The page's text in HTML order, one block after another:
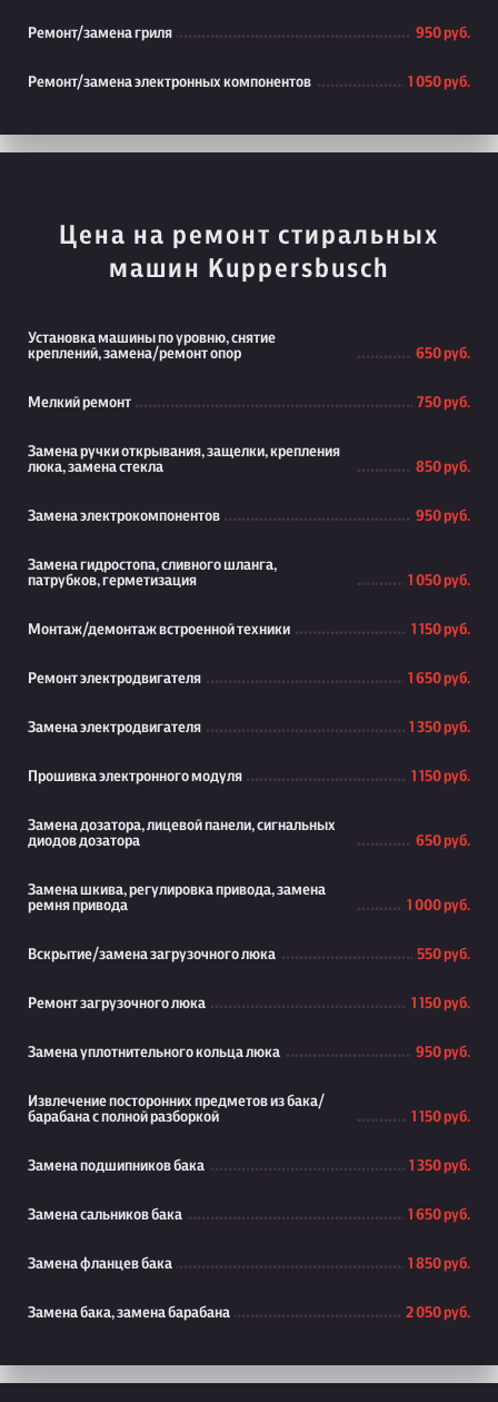
Ремонт/замена гриля 950 руб.
Ремонт/замена электронных компонентов 1 050 руб.
Цена на ремонт стиральных
машин Kuppersbusch
Установка машины по уровню, снятие
креплений, замена/ремонт опор
650 руб.
Мелкий ремонт 750 руб.
Замена ручки открывания, защелки, крепления
люка, замена стекла
850 руб.
Замена электрокомпонентов 950 руб.
Замена гидростопа, сливного шланга,
патрубков, герметизация
1 050 руб.
Монтаж/демонтаж встроенной техники 1 150 руб.
Ремонт электродвигателя 1 650 руб.
Замена электродвигателя 1 350 руб.
Прошивка электронного модуля 1 150 руб.
Замена дозатора, лицевой панели, сигнальных
диодов дозатора
650 руб.
Замена шкива, регулировка привода, замена
ремня привода
1 000 руб.
Вскрытие/замена загрузочного люка 550 руб.
Ремонт загрузочного люка 1 150 руб.
Замена уплотнительного кольца люка 950 руб.
Извлечение посторонних предметов из бака/
барабана с полной разборкой
1 150 руб.
Замена подшипников бака 1 350 руб.
Замена сальников бака 1 650 руб.
Замена фланцев бака 1 850 руб.
Замена бака, замена барабана 2 050 руб.